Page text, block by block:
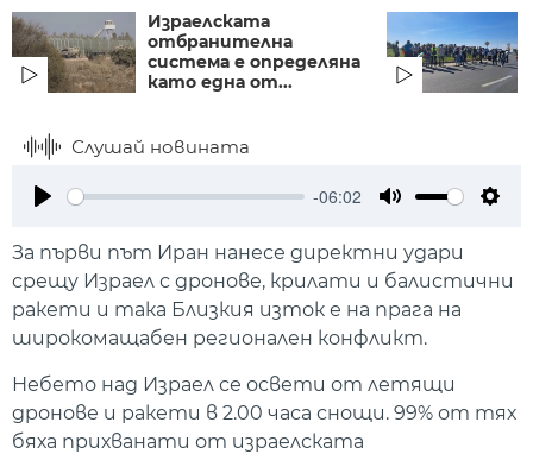
Израелската
отбранителна
система е определяна
като една от...
Слушай новината
-06:02
За първи път Иран нанесе директни удари
срещу Израел с дронове, крилати и балистични
ракети и така Близкия изток е на прага на
широкомащабен регионален конфликт.
Небето над Израел се освети от летящи
дронове и ракети в 2.00 часа снощи. 99% от тях
бяха прихванати от израелската